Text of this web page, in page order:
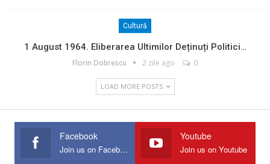
Cultură
1 August 1964. Eliberarea Ultimilor Deținuți Politici…
Florin Dobrescu 2 zile ago 0
LOAD MORE POSTS
Facebook
Join us on Facebook
Youtube
Join us on Youtube